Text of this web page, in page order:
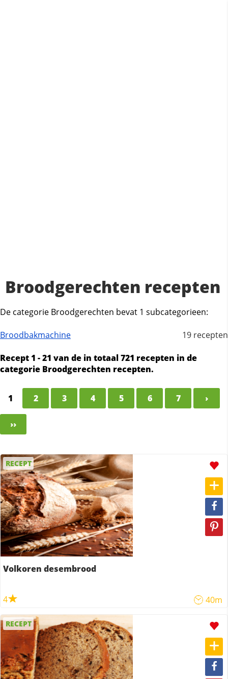
Broodgerechten recepten
De categorie Broodgerechten bevat 1 subcategorieen:
19 recepten
Broodbakmachine
Recept 1 - 21 van de in totaal 721 recepten in de
categorie Broodgerechten recepten.
1 2 3 4 5 6 7 ›
››
RECEPT
Volkoren desembrood
4 40m
RECEPT